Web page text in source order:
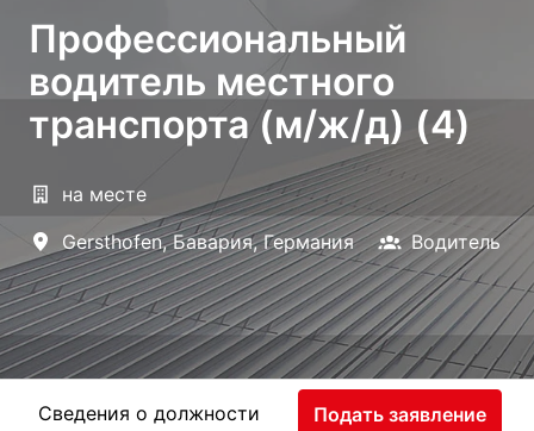
Профессиональный
водитель местного
транспорта (м/ж/д) (4)
на месте
Gersthofen, Бавария, Германия Водитель
Сведения о должности Подать заявление